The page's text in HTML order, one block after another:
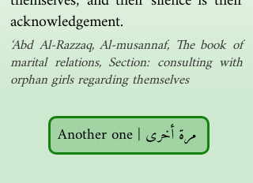
acknowledgement.
‘Abd Al-Razzaq, Al-musannaf, The book of
marital relations, Section: consulting with
orphan girls regarding themselves
Another one | مرة أخرى